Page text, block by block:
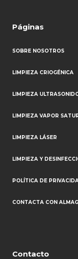
Páginas
SOBRE NOSOTROS
LIMPIEZA CRIOGÉNICA
LIMPIEZA
LIMPIEZA VAPOR
LIMPIEZA LÁSER
LIMPIEZA Y
POLÍTICA DE
CONTACTA CON
Contacto